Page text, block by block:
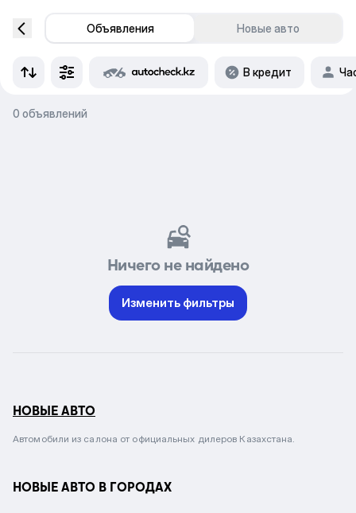
Объявления Новые авто
В кредит
0 объявлений
Ничего не найдено
Изменить фильтры
НОВЫЕ АВТО
Автомобили из салона от официальных дилеров Казахстана.
НОВЫЕ АВТО В ГОРОДАХ